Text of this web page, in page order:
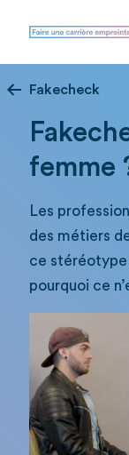
Fakecheck
femme
Les
des métiers
ce
pourquoi ce